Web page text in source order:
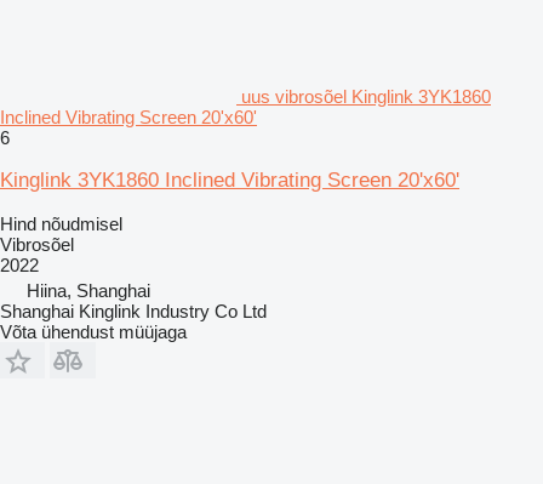
uus vibrosõel Kinglink 3YK1860
Inclined Vibrating Screen 20'x60'
6
Kinglink 3YK1860 Inclined Vibrating Screen 20'x60'
Hind nõudmisel
Vibrosõel
2022
Hiina, Shanghai
Shanghai Kinglink Industry Co Ltd
Võta ühendust müüjaga